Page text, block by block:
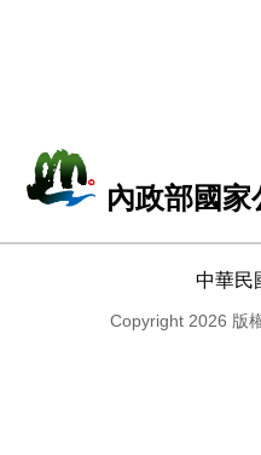
內政部國
中華民
Copyright 2026 版